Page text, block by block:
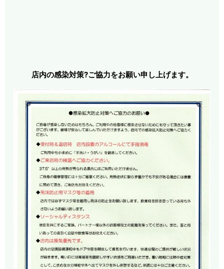
店内の感染対策?ご協力をお願い申し上げます。